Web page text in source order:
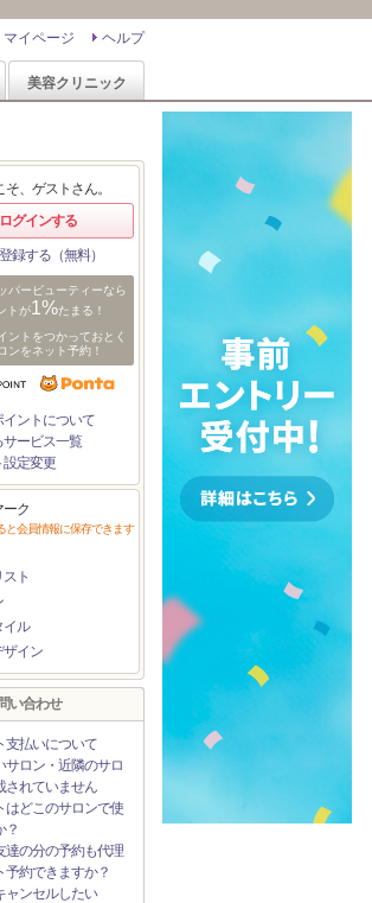
ヘルプ
マイページ
美容クリニック
そ、ゲストさん。
ログインする
録する（無料）
パービューティーなら
トが1%たまる！
ントをつかっておとく
ンをネット予約！
イントについて
サービス一覧
設定変更
ーク
と会員情報に保存できます
ト
イル
ザイン
い合わせ
支払いについて
サロン・近隣のサロ
されていません
はどこのサロンで使
？
達の分の予約も代理
予約できますか？
ャンセルしたい